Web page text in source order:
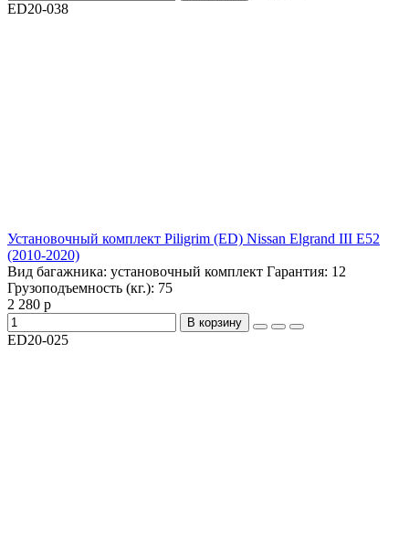
ED20-038
Установочный комплект Piligrim (ED) Nissan Elgrand III E52
(2010-2020)
Вид багажника: установочный комплект Гарантия: 12
Грузоподъемность (кг.): 75
2 280 р
В корзину
ED20-025